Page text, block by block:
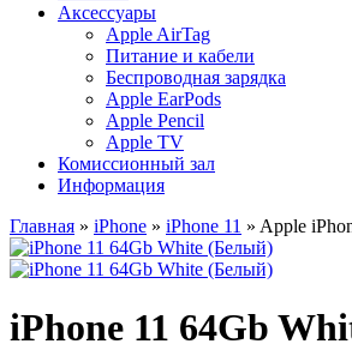
Аксессуары
Apple AirTag
Питание и кабели
Беспроводная зарядка
Apple EarPods
Apple Pencil
Apple TV
Комиссионный зал
Информация
Главная » iPhone » iPhone 11 » Apple
iPhone 11 64Gb